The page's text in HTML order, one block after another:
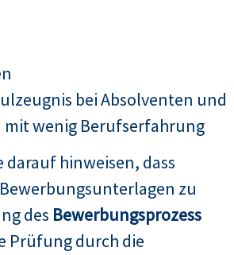
bei Absolventen und
mit wenig Berufserfahrung
darauf hinweisen, dass
zu
des Bewerbungsprozess
Prüfung durch die